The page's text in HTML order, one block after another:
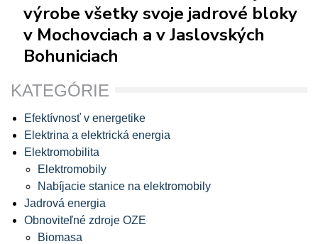
výrobe všetky svoje jadrové bloky
v Mochovciach a v Jaslovských
Bohuniciach
KATEGÓRIE
Efektívnosť v energetike
Elektrina a elektrická energia
Elektromobilita
Elektromobily
Nabíjacie stanice na elektromobily
Jadrová energia
Obnoviteľné zdroje OZE
Biomasa